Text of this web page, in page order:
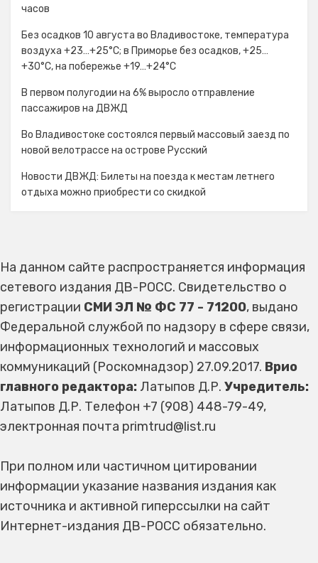
часов
Без осадков 10 августа во Владивостоке, температура
воздуха +23…+25°С; в Приморье без осадков, +25…
+30°C, на побережье +19…+24°C
В первом полугодии на 6% выросло отправление
пассажиров на ДВЖД
Во Владивостоке состоялся первый массовый заезд по
новой велотрассе на острове Русский
Новости ДВЖД: Билеты на поезда к местам летнего
отдыха можно приобрести со скидкой
На данном сайте распространяется информация
сетевого издания ДВ-РОСС. Свидетельство о
регистрации СМИ ЭЛ № ФС 77 - 71200, выдано
Федеральной службой по надзору в сфере связи,
информационных технологий и массовых
коммуникаций (Роскомнадзор) 27.09.2017. Врио
главного редактора: Латыпов Д.Р. Учредитель:
Латыпов Д.Р. Телефон +7 (908) 448-79-49,
электронная почта primtrud@list.ru
При полном или частичном цитировании
информации указание названия издания как
источника и активной гиперссылки на сайт
Интернет-издания ДВ-РОСС обязательно.